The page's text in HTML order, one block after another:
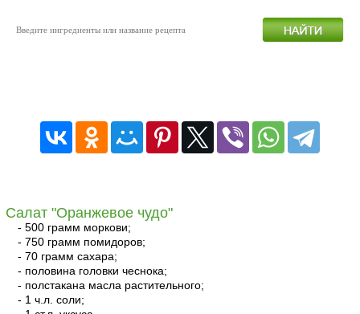
Салат "Оранжевое чудо"
- 500 грамм моркови;
- 750 грамм помидоров;
- 70 грамм сахара;
- половина головки чеснока;
- полстакана масла растительного;
- 1 ч.л. соли;